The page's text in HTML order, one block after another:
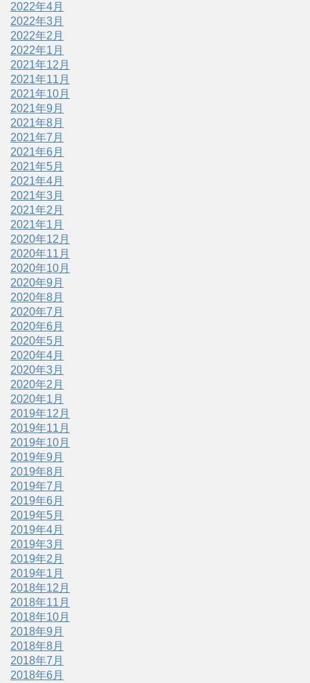
2022年4月
2022年3月
2022年2月
2022年1月
2021年12月
2021年11月
2021年10月
2021年9月
2021年8月
2021年7月
2021年6月
2021年5月
2021年4月
2021年3月
2021年2月
2021年1月
2020年12月
2020年11月
2020年10月
2020年9月
2020年8月
2020年7月
2020年6月
2020年5月
2020年4月
2020年3月
2020年2月
2020年1月
2019年12月
2019年11月
2019年10月
2019年9月
2019年8月
2019年7月
2019年6月
2019年5月
2019年4月
2019年3月
2019年2月
2019年1月
2018年12月
2018年11月
2018年10月
2018年9月
2018年8月
2018年7月
2018年6月